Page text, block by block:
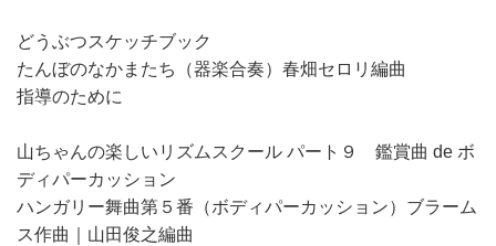
どうぶつスケッチブック
たんぼのなかまたち（器楽合奏）春畑セロリ編曲
指導のために
山ちゃんの楽しいリズムスクール パート９ 鑑賞曲 de ボ
ディパーカッション
ハンガリー舞曲第５番（ボディパーカッション）ブラーム
ス作曲｜山田俊之編曲